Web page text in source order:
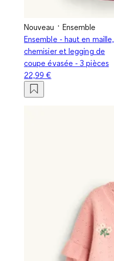
Nouveau
Ensemble
Ensemble - haut en maille,
chemisier et legging de
coupe évasée - 3 pièces
22,99 €